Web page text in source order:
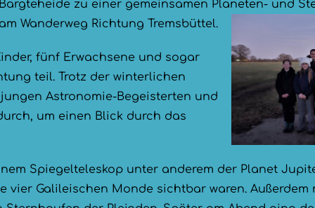
zu einer gemeinsamen Planeten- und
Wanderweg Richtung Tremsbüttel.
fünf Erwachsene und sogar
teil. Trotz der winterlichen
Astronomie-Begeisterten und
um einen Blick durch das
Spiegelteleskop unter anderem der Planet
vier Galileischen Monde sichtbar waren.